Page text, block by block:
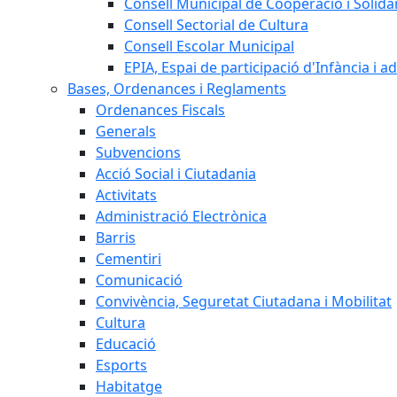
Consell Sectorial de Cultura
Consell Escolar Municipal
EPIA, Espai de participació d'Infància i
Bases, Ordenances i Reglaments
Ordenances Fiscals
Generals
Subvencions
Acció Social i Ciutadania
Activitats
Administració Electrònica
Barris
Cementiri
Comunicació
Convivència, Seguretat Ciutadana i Mobilitat
Cultura
Educació
Esports
Habitatge